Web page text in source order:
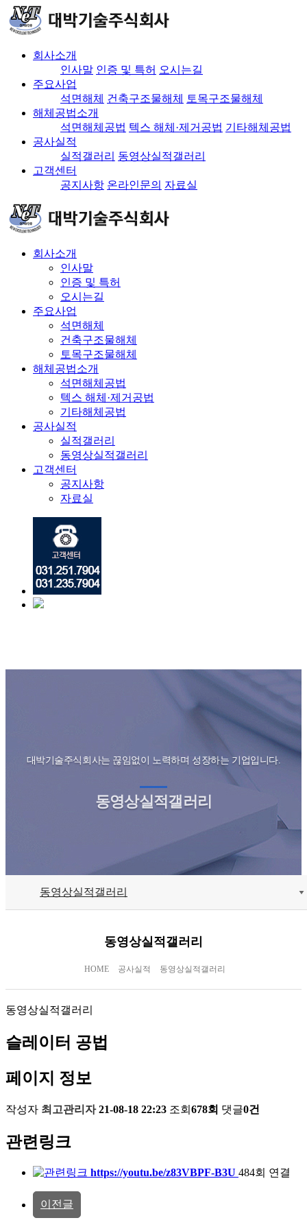
회사소개
인사말 인증 및 특허 오시는길
주요사업
석면해체 건축구조물해체
토목구조물해체
해체공법소개
석면해체공법 텍스 해체·제거공법 기타해체공법
공사실적
실적갤러리 동영상실적갤러리
고객센터
공지사항 온라인문의 자료실
회사소개
인사말
인증 및 특허
오시는길
주요사업
석면해체
건축구조물해체
토목구조물해체
해체공법소개
석면해체공법
텍스 해체·제거공법
기타해체공법
공사실적
실적갤러리
동영상실적갤러리
고객센터
공지사항
자료실
대박기술주식회사는 끊임없이 노력하며 성장하는 기업입니다.
동영상실적갤러리
동영상실적갤러리
동영상실적갤러리
HOME 공사실적 동영상실적갤러리
동영상실적갤러리
슬레이터 공법
페이지 정보
작성자 최고관리자 21-08-18 22:23 조회 678회 댓글0건
관련링크
https://youtu.be/z83VBPF-B3U 484회 연결
이전글